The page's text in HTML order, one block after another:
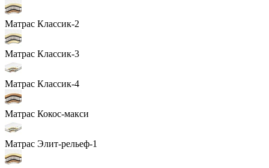
Матрас Классик-2
Матрас Классик-3
Матрас Классик-4
Матрас Кокос-макси
Матрас Элит-рельеф-1